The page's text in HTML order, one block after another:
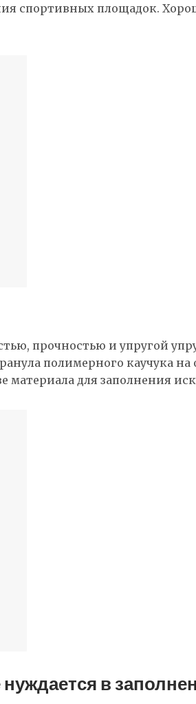
спортивных площадок.
прочностью и упругой
полимерного каучука на
материала для заполнения
в